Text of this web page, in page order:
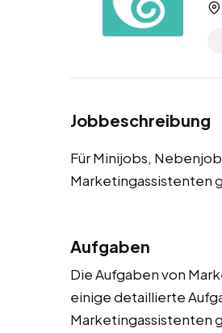
Jobbeschreibung
Für Minijobs,
Marketingassistenten
Aufgaben
Die Aufgaben von
einige detaillierte
Marketingassistenten